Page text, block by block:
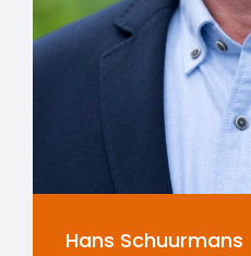
Hans Schuurmans